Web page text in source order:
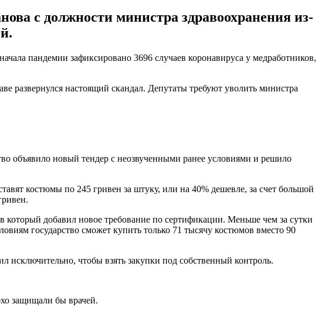
с должности министра здравоохранения из-
пандемии зафиксировано 3696 случаев коронавируса у медработников,
развернулся настоящий скандал. Депутаты требуют уволить министра
объявило новый тендер с неозвученными ранее условиями и решило
костюмы по 245 гривен за штуку, или на 40% дешевле, за счет большой
который добавил новое требование по сертификации. Меньше чем за сутки
государство сможет купить только 71 тысячу костюмов вместо 90
чтобы взять закупки под собственный контроль.
защищали бы врачей.